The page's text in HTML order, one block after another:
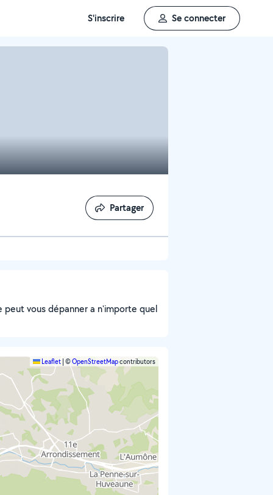
S'inscrire Se connecter
Partager
Partager
vous dépanner a n'importe quel
Leaflet ©OpenStreetMapcontributors